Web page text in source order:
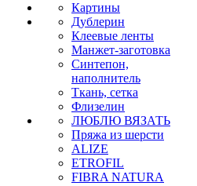
Картины
Дублерин
Клеевые ленты
Манжет-заготовка
Синтепон,
наполнитель
Ткань, сетка
Флизелин
ЛЮБЛЮ ВЯЗАТЬ
Пряжа из шерсти
ALIZE
ETROFIL
FIBRA NATURA